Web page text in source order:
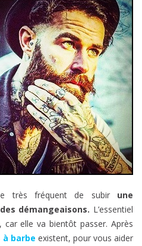
très fréquent de subir une
démangeaisons. L’essentiel
elle va bientôt passer. Après
à barbe existent, pour vous aider